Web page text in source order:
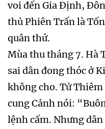
voi đến Gia Định,
thủ Phiên Trấn là
quân thứ.
Mùa thu tháng 7. Hà
sai dân đong thóc ở
không cho. Tử
cung Cảnh nói:
lệnh cấm. Nhưng